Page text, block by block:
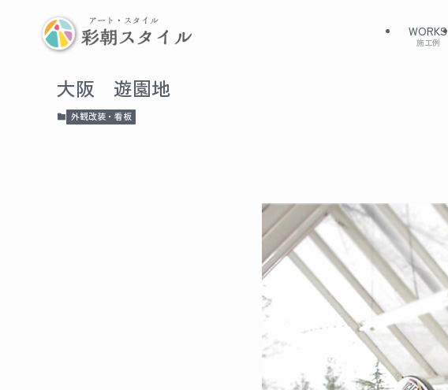
WORKS
施工例
大阪 遊園地
外観改装・看板